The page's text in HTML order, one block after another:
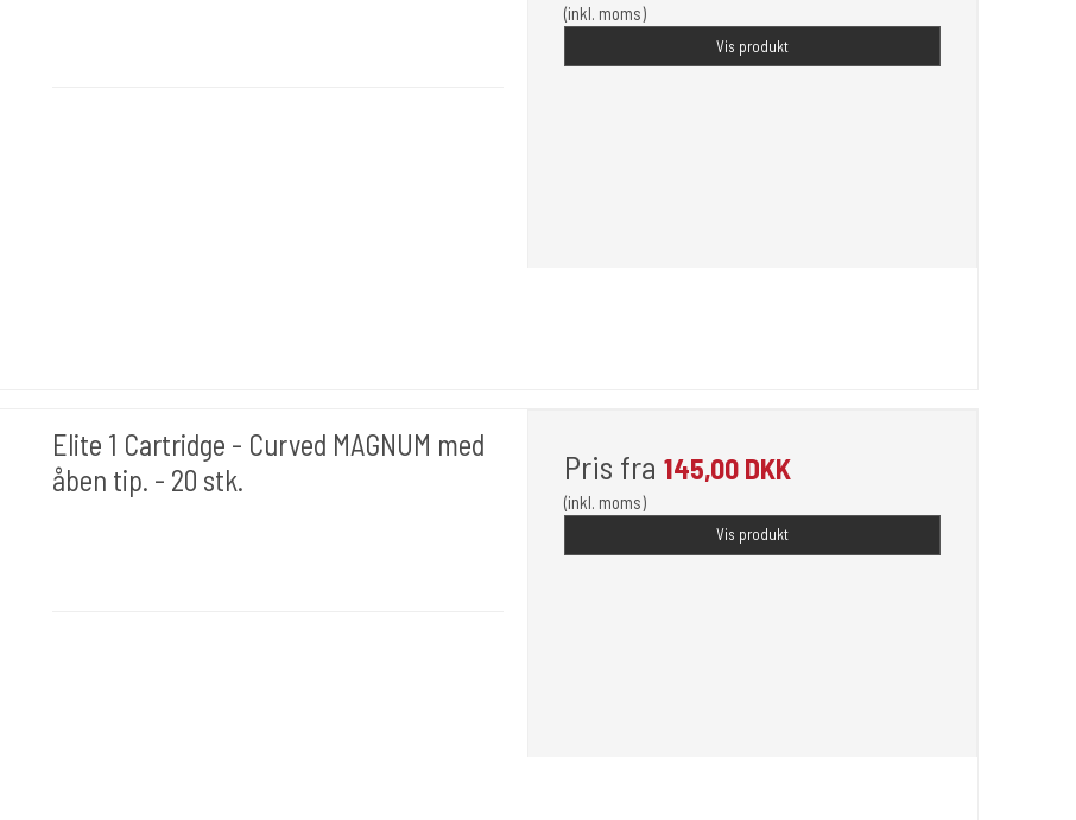
(inkl. moms)
Vis produkt
Elite 1 Cartridge - Curved MAGNUM med
åben tip. - 20 stk.
Pris fra 145,00 DKK
(inkl. moms)
Vis produkt